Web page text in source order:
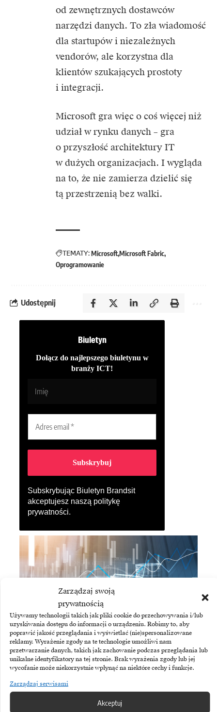
Zarządzaj swoją
prywatnością
Używamy technologii takich jak pliki cookie do przechowywania i/lub
uzyskiwania dostępu do informacji o urządzeniu. Robimy to, aby
poprawić jakość przeglądania i wyświetlać (nie)spersonalizowane
reklamy. Wyrażenie zgody na te technologie umożliwi nam
przetwarzanie danych, takich jak zachowanie podczas przeglądania lub
unikalne identyfikatory na tej stronie. Brak wyrażenia zgody lub jej
wycofanie może niekorzystnie wpłynąć na niektóre cechy i funkcje.
Zarządzaj serwisami
Akceptuj
od zewnętrznych dostawców
narzędzi danych. To zła wiadomość
dla startupów i niezależnych
vendorów, ale korzystna dla
klientów szukających prostoty
i integracji.
Microsoft gra więc o coś więcej niż
udział w rynku danych – gra
o przyszłość architektury IT
w dużych organizacjach. I wygląda
na to, że nie zamierza dzielić się
tą przestrzenią bez walki.
TEMATY:MicrosoftMicrosoft Fabric
Oprogramowanie
Udostępnij
Biuletyn
Dołącz do najlepszego biuletynu w
branży ICT!
Subskrybując Biuletyn Brandsit
akceptujesz naszą politykę
prywatności.
ASSECO BUSINESS SOLUTIONS
Asseco Business Solutions: mocny wzrost zysku
i sprzedaży ERP